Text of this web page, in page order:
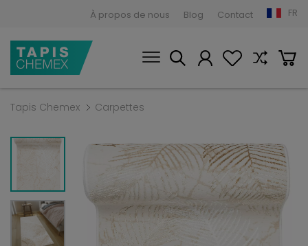
À propos de nous Blog Contact FR
Tapis Chemex Carpettes